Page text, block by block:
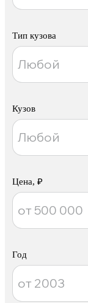
Тип кузова
Кузов
Цена, ₽
Год